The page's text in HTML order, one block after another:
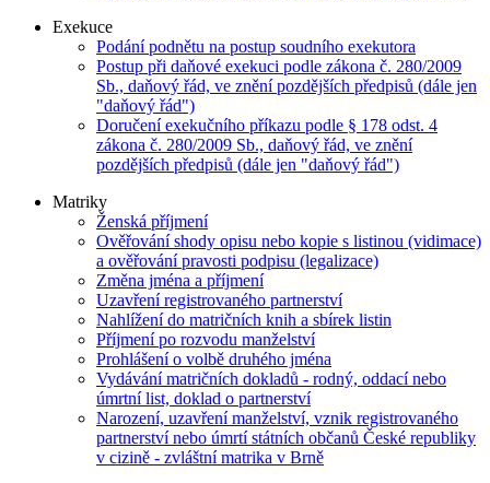
Exekuce
Podání podnětu na postup soudního exekutora
Postup při daňové exekuci podle zákona č. 280/2009
Sb., daňový řád, ve znění pozdějších předpisů (dále jen
"daňový řád")
Doručení exekučního příkazu podle § 178 odst. 4
zákona č. 280/2009 Sb., daňový řád, ve znění
pozdějších předpisů (dále jen "daňový řád")
Matriky
Ženská příjmení
Ověřování shody opisu nebo kopie s listinou (vidimace)
a ověřování pravosti podpisu (legalizace)
Změna jména a příjmení
Uzavření registrovaného partnerství
Nahlížení do matričních knih a sbírek listin
Příjmení po rozvodu manželství
Prohlášení o volbě druhého jména
Vydávání matričních dokladů - rodný, oddací nebo
úmrtní list, doklad o partnerství
Narození, uzavření manželství, vznik registrovaného
partnerství nebo úmrtí státních občanů České republiky
v cizině - zvláštní matrika v Brně